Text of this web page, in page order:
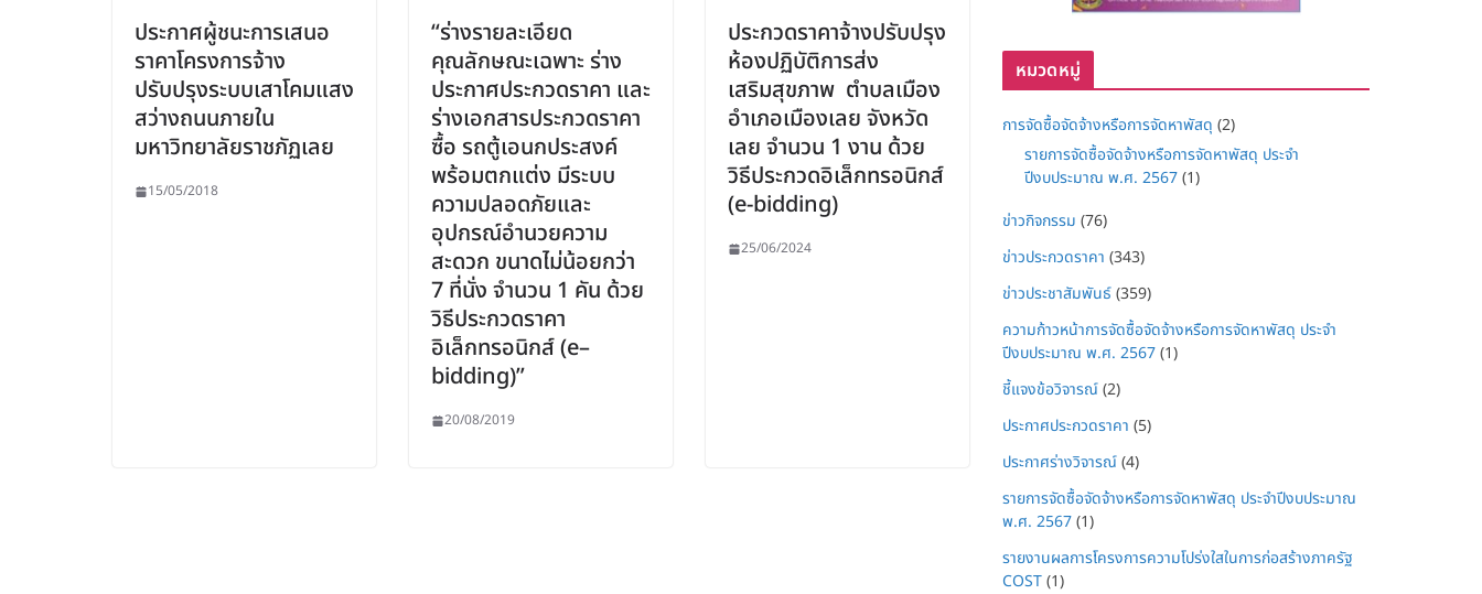
ประกาศผู้ชนะการเสนอ
ราคาโครงการจ้าง
ปรับปรุงระบบเสาโคมแสง
สว่างถนนภายใน
มหาวิทยาลัยราชภัฏเลย
15/05/2018
“ร่างรายละเอียด
คุณลักษณะเฉพาะ ร่าง
ประกาศประกวดราคา และ
ร่างเอกสารประกวดราคา
ซื้อ รถตู้เอนกประสงค์
พร้อมตกแต่ง มีระบบ
ความปลอดภัยและ
อุปกรณ์อำนวยความ
สะดวก ขนาดไม่น้อยกว่า
7 ที่นั่ง จำนวน 1 คัน ด้วย
วิธีประกวดราคา
อิเล็กทรอนิกส์ (e–
bidding)”
20/08/2019
ประกวดราคาจ้างปรับปรุง
ห้องปฏิบัติการส่ง
เสริมสุขภาพ ตำบลเมือง
อำเภอเมืองเลย จังหวัด
เลย จำนวน 1 งาน ด้วย
วิธีประกวดอิเล็กทรอนิกส์
(e-bidding)
25/06/2024
หมวดหมู่
การจัดซื้อจัดจ้างหรือการจัดหาพัสดุ (2)
รายการจัดซื้อจัดจ้างหรือการจัดหาพัสดุ ประจำ
ปีงบประมาณ พ.ศ. 2567(1)
ข่าวกิจกรรม (76)
ข่าวประกวดราคา (343)
ข่าวประชาสัมพันธ์(359)
ความก้าวหน้าการจัดซื้อจัดจ้างหรือการจัดหาพัสดุ ประจำ
ปีงบประมาณ พ.ศ. 2567(1)
ชี้แจงข้อวิจารณ์(2)
ประกาศประกวดราคา (5)
ประกาศร่างวิจารณ์(4)
รายการจัดซื้อจัดจ้างหรือการจัดหาพัสดุ ประจำปีงบประมาณ
พ.ศ. 2567(1)
รายงานผลการโครงการความโปร่งใสในการก่อสร้างภาครัฐ
COST(1)